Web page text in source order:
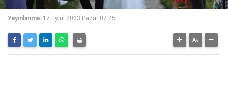
Yayınlanma: 17 Eylül 2023 Pazar 07:45